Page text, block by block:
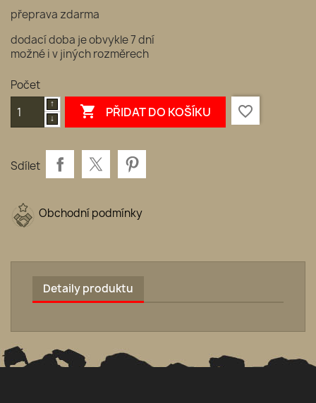
přeprava zdarma
dodací doba je obvykle 7 dní
možné i v jiných rozměrech
Počet
 PŘIDAT DO KOŠÍKU favorite_border
Sdílet
Obchodní podmínky
Detaily produktu